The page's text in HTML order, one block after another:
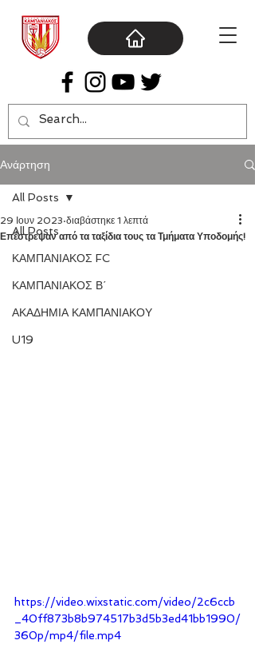
Ανάρτηση
All Posts
ΚΑΜΠΑΝΙΑΚΟΣ FC
ΚΑΜΠΑΝΙΑΚΟΣ Β΄
ΑΚΑΔΗΜΙΑ ΚΑΜΠΑΝΙΑΚΟΥ
U19
All Posts
Επέστρεψαν από τα ταξίδια τους τα Τμήματα Υποδομής!
29 Ιουν 2023 διαβάστηκε 1 λεπτά
https://video.wixstatic.com/video/2c6ccb
_40ff873b8b974517b3d5b3ed41bb1990/
360p/mp4/file.mp4